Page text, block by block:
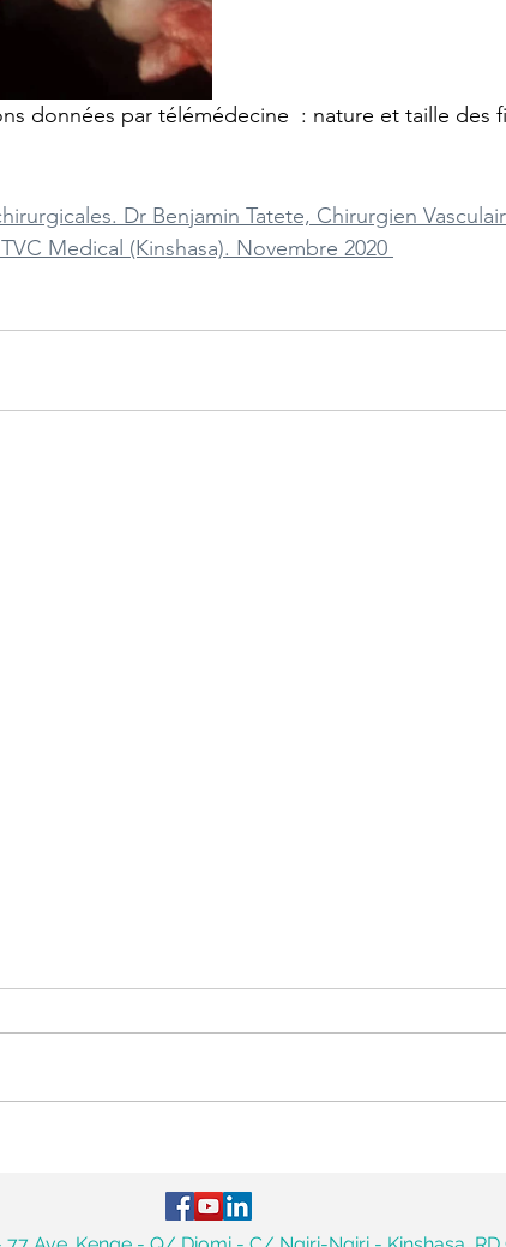
données par télémédecine  : nature et taille des
Dr Benjamin Tatete, Chirurgien
Medical (Kinshasa). Novembre 2020